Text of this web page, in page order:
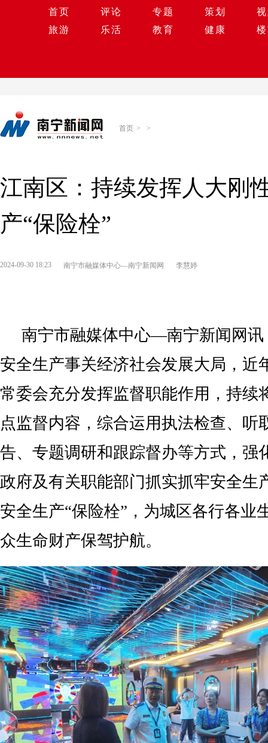
首页 评论 专题 策划
旅游
乐活 教育 健康
首页 > >
江南区：持续发挥人大刚
产“保险栓”
2024-09-30 18:23 南宁市融媒体中心—南宁新闻网 李慧婷
南宁市融媒体中心—南宁新闻网讯
安全生产事关经济社会发展大局，近
常委会充分发挥监督职能作用，持续
点监督内容，综合运用执法检查、听
告、专题调研和跟踪督办等方式，强
政府及有关职能部门抓实抓牢安全生
安全生产“保险栓”，为城区各行各业
众生命财产保驾护航。